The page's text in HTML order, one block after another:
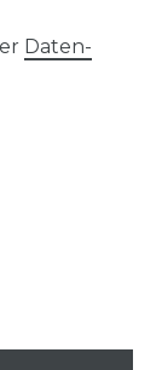
Daten­